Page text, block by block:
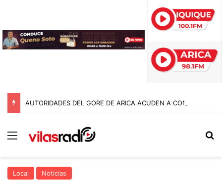
Menú
Local Noticias